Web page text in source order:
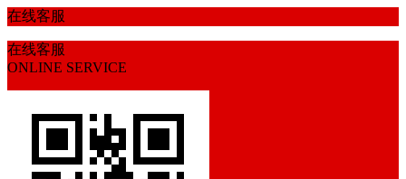
在线客服
在线客服
ONLINE SERVICE